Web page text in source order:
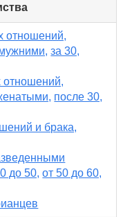
to
collapse
contents
отношений,
за 30,
отношений,
после 30,
и брака,
до 50, от 50 до 60,